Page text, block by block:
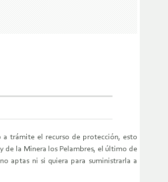
a trámite el recurso de protección, esto
de la Minera los Pelambres, el último de
aptas ni si quiera para suministrarla a